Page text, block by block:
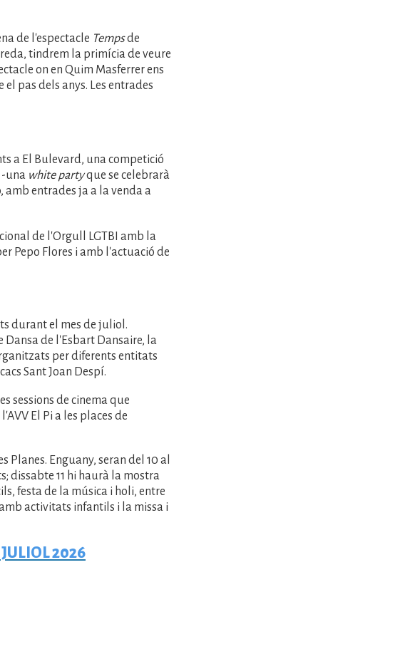
de l'espectacle Tempsde
tindrem la primícia de veure
on en Quim Masferrer ens
pas dels anys. Les entrades
a El Bulevard, una competició
-una white partyque se celebrarà
entrades ja a la venda a
de l'Orgull LGTBI amb la
Pepo Flores i amb l'actuació de
durant el mes de juliol.
Dansa de l'Esbart Dansaire, la
per diferents entitats
Sant Joan Despí.
sessions de cinema que
El Pi a les places de
Planes. Enguany, seran del 10 al
dissabte 11 hi haurà la mostra
festa de la música i holi, entre
activitats infantils i la missa i
2026